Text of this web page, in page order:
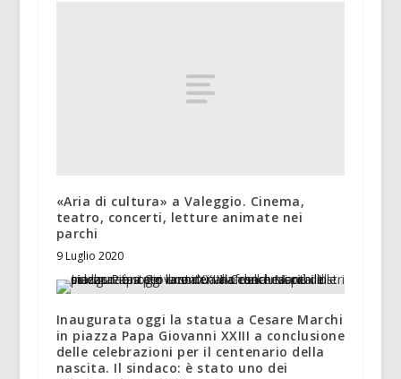
«Aria di cultura» a Valeggio. Cinema,
teatro, concerti, letture animate nei
parchi
9 Luglio 2020
Inaugurata oggi la statua a Cesare Marchi
in piazza Papa Giovanni XXIII a conclusione
delle celebrazioni per il centenario della
nascita. Il sindaco: è stato uno dei